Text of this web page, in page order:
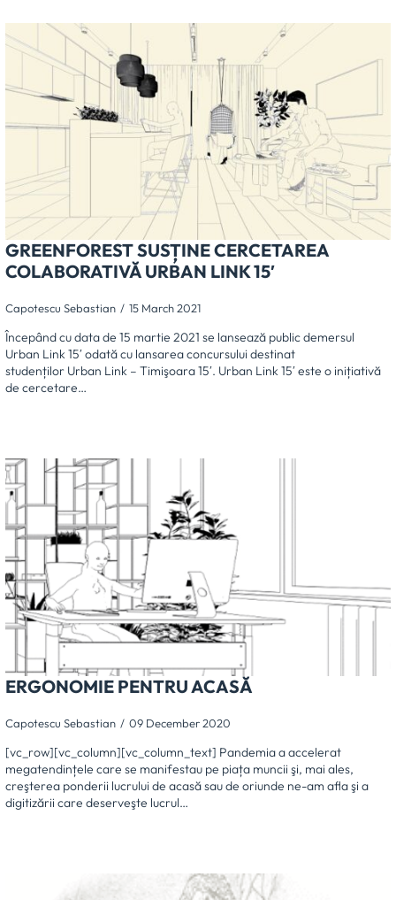
GREENFOREST SUSȚINE CERCETAREA
COLABORATIVĂ URBAN LINK 15′
Capotescu Sebastian 15 March 2021
Începând cu data de 15 martie 2021 se lansează public demersul
Urban Link 15′ odată cu lansarea concursului destinat
studenților Urban Link – Timişoara 15′. Urban Link 15′ este o inițiativă
de cercetare…
ERGONOMIE PENTRU ACASĂ
Capotescu Sebastian 09 December 2020
[vc_row][vc_column][vc_column_text] Pandemia a accelerat
megatendințele care se manifestau pe piața muncii şi, mai ales,
creşterea ponderii lucrului de acasă sau de oriunde ne-am afla şi a
digitizării care deserveşte lucrul…